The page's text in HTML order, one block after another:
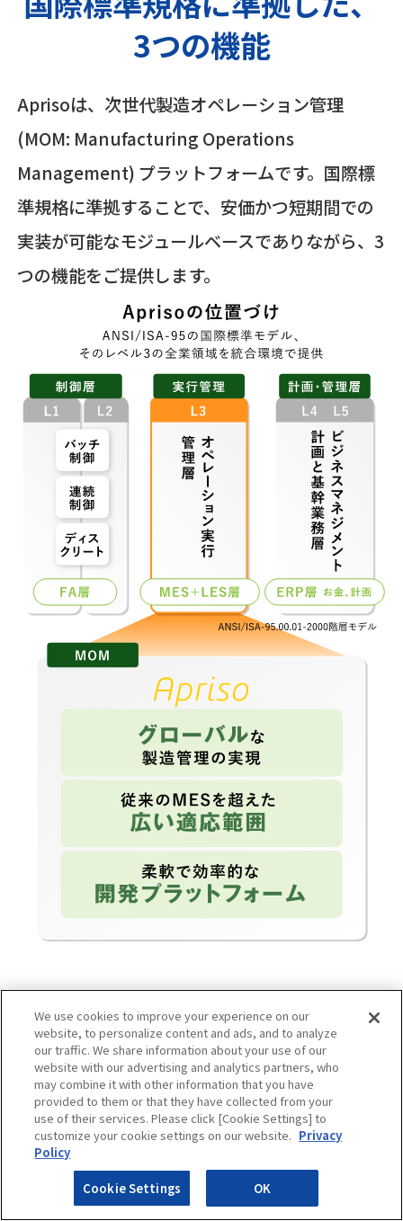
3つの機能
Aprisoは、次世代製造オペレーション管理
(MOM: Manufacturing Operations
Management) プラットフォームです。国際標
準規格に準拠することで、安価かつ短期間での
実装が可能なモジュールベースでありながら、3
つの機能をご提供します。
海外を含めた複数拠点の
製造管理が可能
Aprisoにはグローバルな製造オペレーションを
適切に行えるように、さまざまなソリューショ
ンを搭載しています。たとえば、KPI管理では、
We use cookies to improve your experience on our
website, to personalize content and ads, and to analyze
our traffic. We share information about your use of our
website with our advertising and analytics partners, who
may combine it with other information that you have
provided to them or that they have collected from your
use of their services. Please click [Cookie Settings] to
customize your cookie settings on our website. Privacy
Policy
Cookie Settings OK